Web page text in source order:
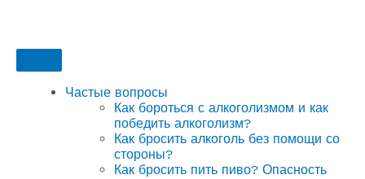
Частые вопросы
Как бороться с алкоголизмом и как
победить алкоголизм?
Как бросить алкоголь без помощи со
стороны?
Как бросить пить пиво? Опасность